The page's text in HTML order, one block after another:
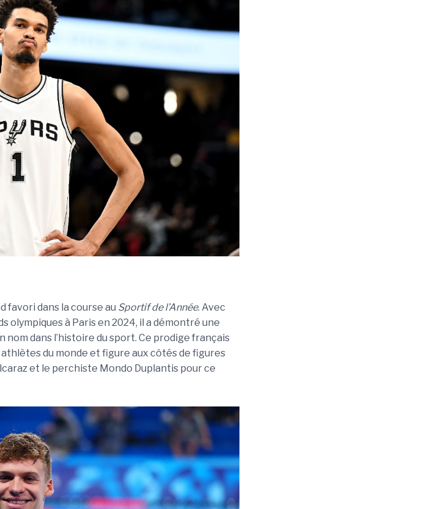
favori dans la course au Sportif de l’Année. Avec
olympiques à Paris en 2024, il a démontré une
dans l’histoire du sport. Ce prodige français
du monde et figure aux côtés de figures
et le perchiste Mondo Duplantis pour ce